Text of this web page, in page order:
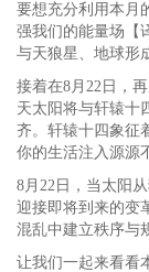
要想充分利用本月
强我们的能量场【
与天狼星、地球形
接着在8月22日，
天太阳将与轩辕十
齐。轩辕十四象征
你的生活注入源源
8月22日，当太阳
迎接即将到来的变
混乱中建立秩序与
让我们一起来看看